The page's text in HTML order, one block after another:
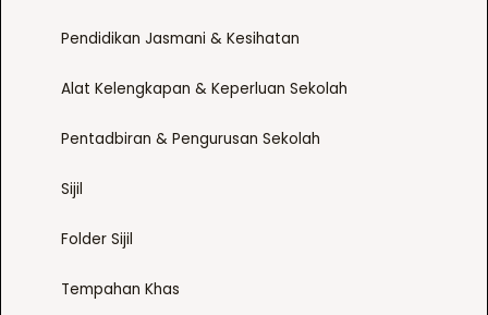
Pendidikan Jasmani & Kesihatan
Alat Kelengkapan & Keperluan Sekolah
Pentadbiran & Pengurusan Sekolah
Sijil
Folder Sijil
Tempahan Khas